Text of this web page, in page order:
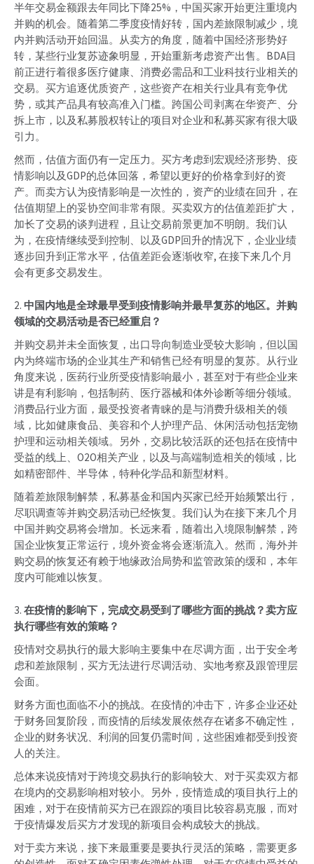
半年交易金额跟去年同比下降25%，中国买家开始更注重境内
并购的机会。随着第二季度疫情好转，国内差旅限制减少，境
内并购活动开始回温。从卖方的角度，随着中国经济形势好
转，某些行业复苏迹象明显，开始重新考虑资产出售。BDA目
前正进行着很多医疗健康、消费必需品和工业科技行业相关的
交易。买方追逐优质资产，这些资产在相关行业具有竞争优
势，或其产品具有较高准入门槛。跨国公司剥离在华资产、分
拆上市，以及私募股权转让的项目对企业和私募买家有很大吸
引力。
然而，估值方面仍有一定压力。买方考虑到宏观经济形势、疫
情影响以及GDP的总体回落，希望以更好的价格拿到好的资
产。而卖方认为疫情影响是一次性的，资产的业绩在回升，在
估值期望上的妥协空间非常有限。买卖双方的估值差距扩大，
加长了交易的谈判进程，且让交易前景更加不明朗。我们认
为，在疫情继续受到控制、以及GDP回升的情况下，企业业绩
逐步回升到正常水平，估值差距会逐渐收窄, 在接下来几个月
会有更多交易发生。
2. 中国内地是全球最早受到疫情影响并最早复苏的地区。并购
领域的交易活动是否已经重启？
并购交易并未全面恢复，出口导向制造业受较大影响，但以国
内为终端市场的企业其生产和销售已经有明显的复苏。从行业
角度来说，医药行业所受疫情影响最小，甚至对于有些企业来
讲是有利影响，包括制药、医疗器械和体外诊断等细分领域。
消费品行业方面，最受投资者青睐的是与消费升级相关的领
域，比如健康食品、美容和个人护理产品、休闲活动包括宠物
护理和运动相关领域。另外，交易比较活跃的还包括在疫情中
受益的线上、O2O相关产业，以及与高端制造相关的领域，比
如精密部件、半导体，特种化学品和新型材料。
随着差旅限制解禁，私募基金和国内买家已经开始频繁出行，
尽职调查等并购交易活动已经恢复。我们认为在接下来几个月
中国并购交易将会增加。长远来看，随着出入境限制解禁，跨
国企业恢复正常运行，境外资金将会逐渐流入。然而，海外并
购交易的恢复还有赖于地缘政治局势和监管政策的缓和，本年
度内可能难以恢复。
3. 在疫情的影响下，完成交易受到了哪些方面的挑战？卖方应
执行哪些有效的策略？
疫情对交易执行的最大影响主要集中在尽调方面，出于安全考
虑和差旅限制，买方无法进行尽调活动、实地考察及跟管理层
会面。
财务方面也面临不小的挑战。在疫情的冲击下，许多企业还处
于财务回复阶段，而疫情的后续发展依然存在诸多不确定性，
企业的财务状况、利润的回复仍需时间，这些困难都受到投资
人的关注。
总体来说疫情对于跨境交易执行的影响较大、对于买卖双方都
在境内的交易影响相对较小。另外，疫情造成的项目执行上的
困难，对于在疫情前买方已在跟踪的项目比较容易克服，而对
于疫情爆发后买方才发现的新项目会构成较大的挑战。
对于卖方来说，接下来最重要是要执行灵活的策略，需要更多